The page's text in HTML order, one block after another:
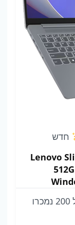
חדש
Lenovo